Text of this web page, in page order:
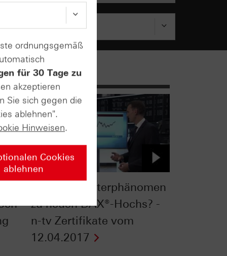
Führt das Osterphänomen
zu neuen DAX®-Hochs? -
n-tv Zertifikate vom
12.04.2017
ordnungsgemäß
für 30 Tage zu
akzeptieren
Sie sich gegen die
ablehnen".
Hinweisen.
Cookies
ablehnen